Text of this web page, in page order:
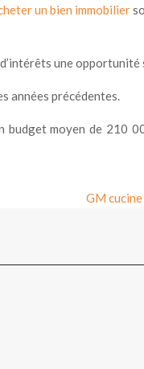
un bien immobilier
une
années précédentes.
budget moyen de 210
GM